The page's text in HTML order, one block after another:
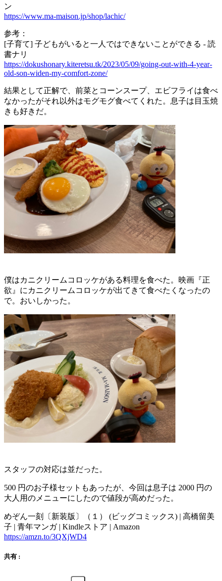
ン
https://www.ma-maison.jp/shop/lachic/
参考：
[子育て] 子どもがいると一人ではできないことができる - 読
書ナリ
https://dokushonary.kiteretsu.tk/2023/05/09/going-out-with-4-year-
old-son-widen-my-comfort-zone/
結果として正解で、前菜とコーンスープ、エビフライは食べ
なかったがそれ以外はモグモグ食べてくれた。息子は目玉焼
きも好きだ。
僕はカニクリームコロッケがある料理を食べた。映画『正
欲』にカニクリームコロッケが出てきて食べたくなったの
で。おいしかった。
スタッフの対応は並だった。
500 円のお子様セットもあったが、今回は息子は 2000 円の
大人用のメニューにしたので値段が高めだった。
めぞん一刻〔新装版〕（１） (ビッグコミックス) | 高橋留美
子 | 青年マンガ | Kindleストア | Amazon
https://amzn.to/3QXjWD4
共有 :